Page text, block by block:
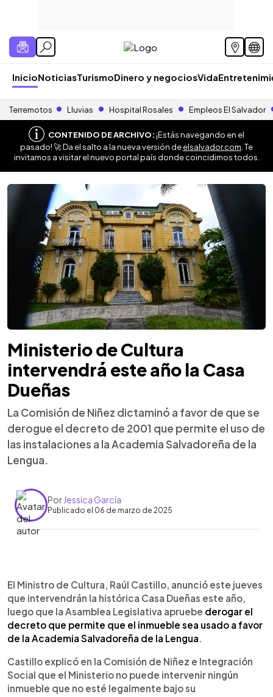
InicioNoticiasTurismoDinero y negociosVida
Terremotos Lluvias Hospital Rosales Empleos El Salvador
CONTENIDO DE ARCHIVO:¡Estás navegando en el
pasado! 🚀 Da el salto a la nueva versión deelsalvador.com . Te
invitamos a visitar el nuevo portal país donde coincidimos todos.
Ministerio de Cultura
intervendrá este año la Casa
Dueñas
La Comisión de Niñez dictaminó a favor de que se
derogue el decreto de 2001 que permite el uso de
las instalaciones a la Academia Salvadoreña de la
Lengua.
Por Jessica García
Publicado el 06 de marzo de 2025
Escuchar artículo
El Ministro de Cultura, Raúl Castillo, anunció este jueves
que intervendrán la histórica Casa Dueñas este año,
luego que la Asamblea Legislativa apruebe derogar el
decreto que permite que el inmueble sea usado a favor
de la Academia Salvadoreña de la Lengua
Castillo explicó en la Comisión de Niñez e Integración
Social que el Ministerio no puede intervenir ningún
inmueble que no esté legalmente bajo su